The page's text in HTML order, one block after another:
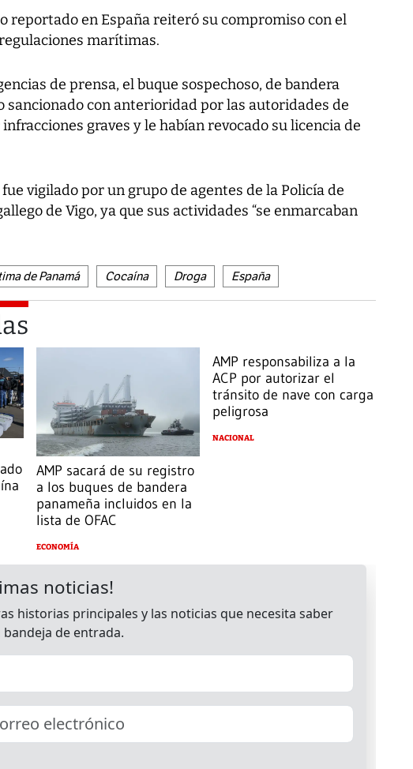
reportado en España reiteró su compromiso con el
marítimas.
de prensa, el buque sospechoso, de bandera
sancionado con anterioridad por las autoridades de
graves y le habían revocado su licencia de
vigilado por un grupo de agentes de la Policía de
de Vigo, ya que sus actividades “se enmarcaban
de Panamá Cocaína Droga España
AMP sacará de su registro
a los buques de bandera
panameña incluidos en la
lista de OFAC
ECONOMÍA
AMP responsabiliza a la
ACP por autorizar el
tránsito de nave con carga
peligrosa
NACIONAL